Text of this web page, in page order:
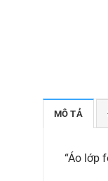
MÔ TẢ
“Áo lớp